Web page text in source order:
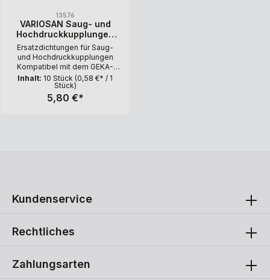
13576
VARIOSAN Saug- und
Hochdruckkupplungen
Ersatzdichtung 13576, 10
Stück, Gummi, schwarz,
System Geka
Ersatzdichtungen für Saug-
und Hochdruckkupplungen
Kompatibel mit dem GEKA-
System Menge: 10 Stück
Inhalt: 10 Stück (0,58 €* / 1
Stück)
5,80 €*
Zahlungsarten
Kundenservice
Rechtliches